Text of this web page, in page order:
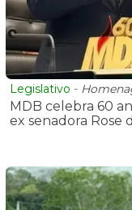
Legislativo -
MDB celebra 60
ex senadora Rose